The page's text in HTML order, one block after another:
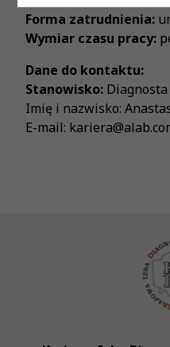
Forma zatrudnienia:
Wymiar czasu pracy:
Dane do kontaktu:
Stanowisko:
Imię i nazwisko:
E-mail: